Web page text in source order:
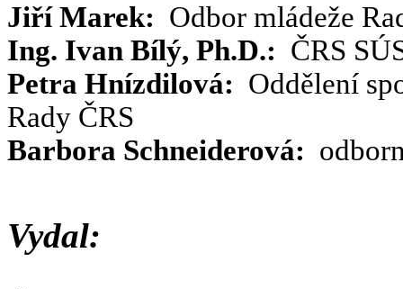
Jiří Marek: Odbor mládeže
Ing. Ivan Bílý, Ph.D.: ČRS
Petra Hnízdilová: Oddělení
Rady ČRS
Barbora Schneiderová:
Vydal: